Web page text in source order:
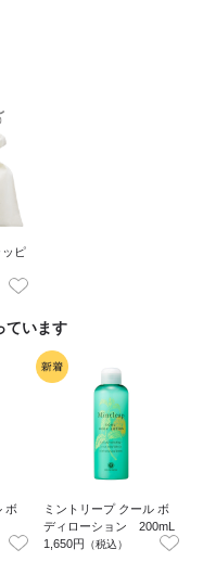
ピ
ています
ボ
ミントリープ クール ボ
ディローション 200mL
1,650円
（税込）